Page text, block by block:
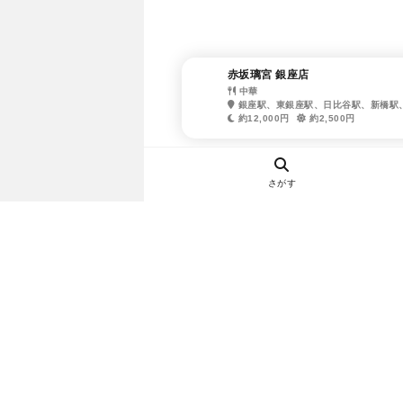
赤坂璃宮 銀座店
中華
銀座駅、東銀座駅、日比谷駅、新橋
約12,000円
約2,500円
さがす